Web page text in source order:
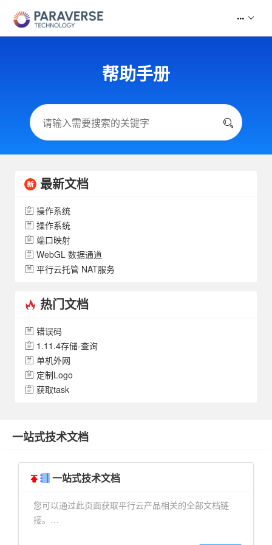
帮助手册
最新文档
操作系统
操作系统
端口映射
WebGL 数据通道
平行云托管 NAT服务
热门文档
错误码
1.11.4存储-查询
单机外网
定制Logo
获取task
一站式技术文档
一站式技术文档
您可以通过此页面获取平行云产品相关的全部文档链
接。…